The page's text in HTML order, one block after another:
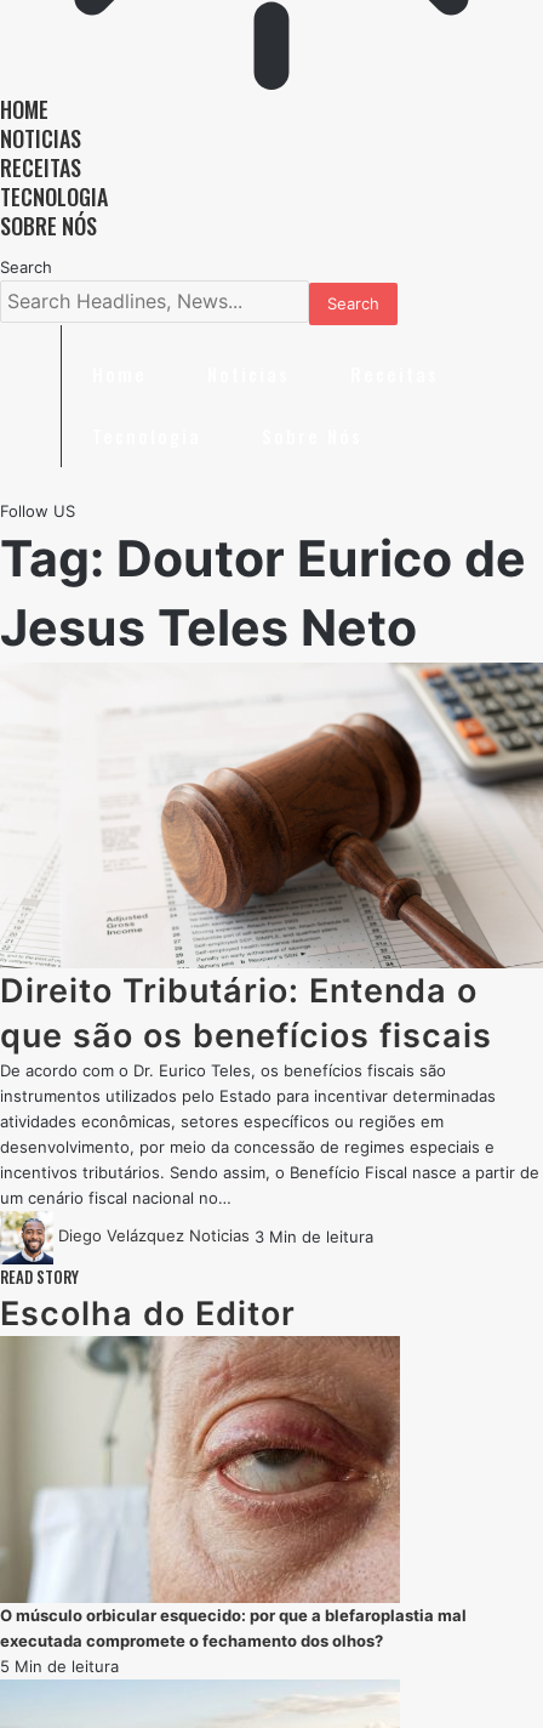
HOME
NOTICIAS
RECEITAS
TECNOLOGIA
SOBRE NÓS
Search
Follow US
Tag: Doutor Eurico de
Jesus Teles Neto
Direito Tributário: Entenda o
que são os benefícios fiscais
De acordo com o Dr. Eurico Teles, os benefícios fiscais são
instrumentos utilizados pelo Estado para incentivar determinadas
atividades econômicas, setores específicos ou regiões em
desenvolvimento, por meio da concessão de regimes especiais e
incentivos tributários. Sendo assim, o Benefício Fiscal nasce a partir de
um cenário fiscal nacional no…
Diego Velázquez Noticias 3 Min de leitura
READ STORY
Escolha do Editor
O músculo orbicular esquecido: por que a blefaroplastia mal
executada compromete o fechamento dos olhos?
5 Min de leitura